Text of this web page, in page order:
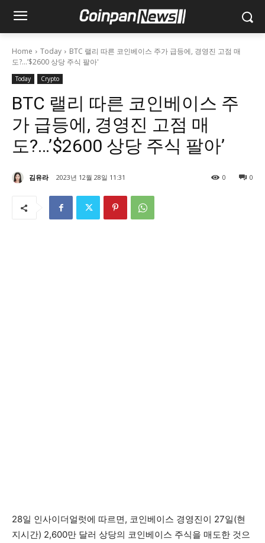
Home Today
BTC 랠리 따른 코인베이스 주가 급등에, 경영진 고점 매
도?...’$2600 상당 주식 팔아'
Today Crypto
BTC 랠리 따른 코인베이스 주
가 급등에, 경영진 고점 매
도?…’$2600 상당 주식 팔아’
김유라 2023년 12월 28일 11:31 0
0
28일 인사이더얼럿에 따르면, 코인베이스 경영진이 27일(현
지시간) 2,600만 달러 상당의 코인베이스 주식을 매도한 것으